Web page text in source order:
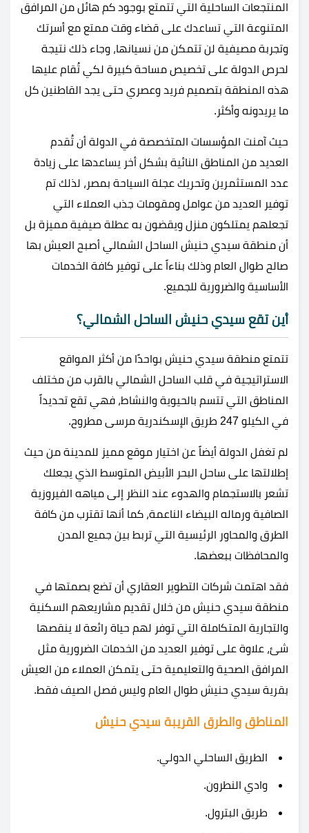
المنتجعات الساحلية التي تتمتع بوجود كم هائل من المرافق
المتنوعة التي تساعدك على قضاء وقت ممتع مع أسرتك
وتجربة مصيفية لن تتمكن من نسيانها، وجاء ذلك نتيجة
لحرص الدولة على تخصيص مساحة كبيرة لكي تُقام عليها
هذه المنطقة بتصميم فريد وعصري حتى يجد القاطنين كل
ما يريدونه وأكثر.
حيث آمنت المؤسسات المتخصصة في الدولة أن تُقدم
العديد من المناطق النائية بشكل أخر يساعدها على زيادة
عدد المستثمرين وتحريك عجلة السياحة بمصر، لذلك تم
توفير العديد من عوامل ومقومات جذب العملاء التي
تجعلهم يمتلكون منزل ويقضون به عطلة صيفية مميزة بل
أن منطقة سيدي حنيش الساحل الشمالي أصبح العيش بها
صالح طوال العام وذلك بناءاً على توفير كافة الخدمات
الأساسية والضرورية للجميع.
أين تقع سيدي حنيش الساحل الشمالي؟
تتمتع منطقة سيدي حنيش بواحدًا من أكثر المواقع
الاستراتيجية في قلب الساحل الشمالي بالقرب من مختلف
المناطق التي تتسم بالحيوية والنشاط، فهي تقع تحديداً
في الكيلو 247 طريق الإسكندرية مرسى مطروح.
لم تغفل الدولة أيضاً عن اختيار موقع مميز للمدينة من حيث
إطلالتها على ساحل البحر الأبيض المتوسط الذي يجعلك
تشعر بالاستجمام والهدوء عند النظر إلى مياهه الفيروزية
الصافية ورماله البيضاء الناعمة، كما أنها تقترب من كافة
الطرق والمحاور الرئيسية التي تربط بين جميع المدن
والمحافظات ببعضها.
فقد اهتمت شركات التطوير العقاري أن تضع بصمتها في
منطقة سيدي حنيش من خلال تقديم مشاريعهم السكنية
والتجارية المتكاملة التي توفر لهم حياة رائعة لا ينقصها
شئ، علاوة على توفير العديد من الخدمات الضرورية مثل
المرافق الصحية والتعليمية حتى يتمكن العملاء من العيش
بقرية سيدي حنيش طوال العام وليس فصل الصيف فقط.
المناطق والطرق القريبة سيدي حنيش
الطريق الساحلي الدولي.
وادي النطرون.
طريق البترول.